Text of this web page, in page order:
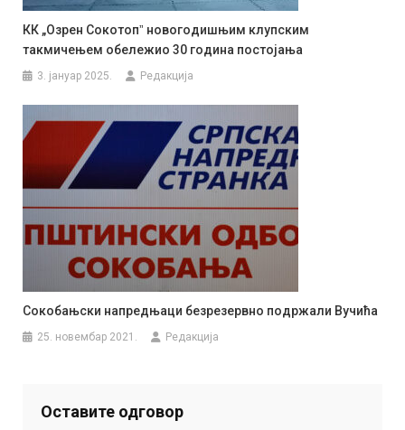
КК „Озрен Сокотопˮ новогодишњим клупским
такмичењем обележио 30 година постојања
3. јануар 2025. Редакција
Сокобањски напредњаци безрезервно подржали Вучића
25. новембар 2021. Редакција
Оставите одговор